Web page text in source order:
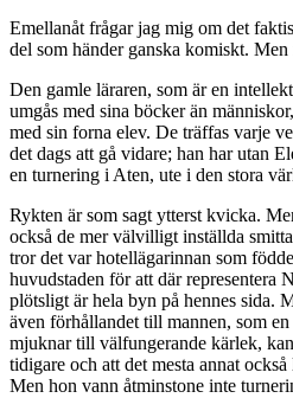
Emellanåt frågar jag mig om det
del som händer ganska komiskt.
Den gamle läraren, som är en
umgås med sina böcker än
med sin forna elev. De träffas varje
det dags att gå vidare; han har utan
en turnering i Aten, ute i den stora
Rykten är som sagt ytterst kvicka.
också de mer välvilligt inställda
tror det var hotellägarinnan som
huvudstaden för att där representera
plötsligt är hela byn på hennes sida.
även förhållandet till mannen, som
mjuknar till välfungerande kärlek,
tidigare och att det mesta annat
Men hon vann åtminstone inte